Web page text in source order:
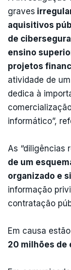
graves
aquisitivos
de
ensino
projetos
atividade de
dedica à
informático”,
As “diligências
de um
organizado e
informação
contratação
Em causa estão
20 milhões de